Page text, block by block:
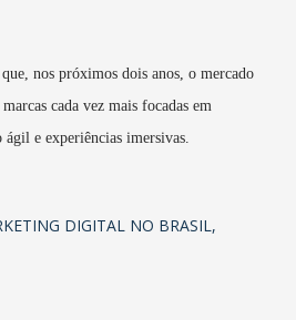
nos próximos dois anos, o mercado
cada vez mais focadas em
ágil e experiências imersivas.
DIGITAL NO BRASIL